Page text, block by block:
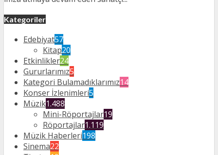
Kategoriler
Edebiyat57
Kitap20
Etkinlikler24
Gururlarımız5
Kategori Bulamadıklarımız14
Konser İzlenimleri5
Müzik1.488
Mini-Röportajlar19
Röportajlar1.119
Müzik Haberleri198
Sinema22